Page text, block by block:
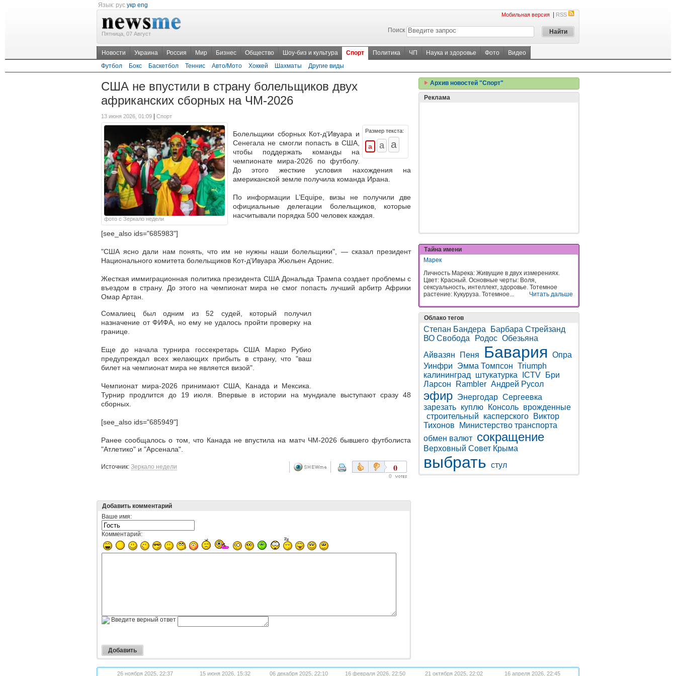
Язык: рус укр eng
Пятница, 07 Август
Мобильная версия RSS
Поиск
Новости Украина Россия Мир Бизнес Общество Шоу-биз и культура Спорт Политика ЧП Наука и здоровье Фото
Видео
Футбол
Бокс Баскетбол Теннис Авто/Мото Хоккей Шахматы Другие виды
США не впустили в страну болельщиков двух
африканских сборных на ЧМ-2026
13 июня 2026, 01:09 Спорт
фото с Зеркало недели
Размер текста:
Болельщики сборных Кот-д'Ивуара и
Сенегала не смогли попасть в США,
чтобы поддержать команды на
чемпионате мира-2026 по футболу.
До этого жесткие условия нахождения на
американской земле получила команда Ирана.
По информации L’Equipe, визы не получили две
официальные делегации болельщиков, которые
насчитывали порядка 500 человек каждая.
[see_also ids="685983"]
"США ясно дали нам понять, что им не нужны наши болельщики", — сказал президент
Национального комитета болельщиков Кот-д'Ивуара Жюльен Адонис.
Жесткая иммиграционная политика президента США Дональда Трампа создает проблемы с
въездом в страну. До этого на чемпионат мира не смог попасть лучший арбитр Африки
Омар Артан.
Сомалиец был одним из 52 судей, который получил
назначение от ФИФА, но ему не удалось пройти проверку на
границе.
Еще до начала турнира госсекретарь США Марко Рубио
предупреждал всех желающих прибыть в страну, что "ваш
билет на чемпионат мира не является визой".
Чемпионат мира-2026 принимают США, Канада и Мексика.
Турнир продлится до 19 июля. Впервые в истории на мундиале выступают сразу 48
сборных.
[see_also ids="685949"]
Ранее сообщалось о том, что Канада не впустила на матч ЧМ-2026 бывшего футболиста
"Атлетико" и "Арсенала".
Источник: Зеркало недели 0
0
Добавить комментарий
Ваше имя:
Комментарий:
Введите верный ответ
Архив новостей "Спорт"
Реклама
Тайна имени
Марек
Личность Марека: Живущие в двух измерениях.
Цвет: Красный. Основные черты: Воля,
сексуальность, интеллект, здоровье. Тотемное
растение: Кукуруза. Тотемное...
Читать дальше
Облако тегов
Степан Бандера
Барбара Стрейзанд
ВО Свобода
Родос Обезьяна
Айвазян
Пеня Бавария Опра
Уинфри
Эмма Томпсон Triumph
калининград
штукатурка ICTV
Бри
Ларсон
Rambler Андрей Русол
эфир Энергодар Сергеевка
зарезать куплю Консоль врожденные
строительный
касперского
Виктор
Тихонов
Министерство транспорта
обмен валют сокращение
Верховный Совет Крыма
выбрать стул
26 ноября 2025, 22:37 15 июня 2026, 15:32 06 декабря 2025, 22:10 16 февраля 2026, 22:50 21 октября 2025, 22:02 16 апреля 2026, 22:45